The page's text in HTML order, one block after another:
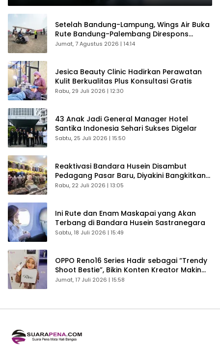
Setelah Bandung-Lampung, Wings Air Buka
Rute Bandung-Palembang Direspons
Langsung Penumpang
Jumat, 7 Agustus 2026 | 14:14
Jesica Beauty Clinic Hadirkan Perawatan
Kulit Berkualitas Plus Konsultasi Gratis
Rabu, 29 Juli 2026 | 12:30
43 Anak Jadi General Manager Hotel
Santika Indonesia Sehari Sukses Digelar
Sabtu, 25 Juli 2026 | 15:50
Reaktivasi Bandara Husein Disambut
Pedagang Pasar Baru, Diyakini Bangkitkan
Kembali Ekonomi Bandung
Rabu, 22 Juli 2026 | 13:05
Ini Rute dan Enam Maskapai yang Akan
Terbang di Bandara Husein Sastranegara
Sabtu, 18 Juli 2026 | 15:49
OPPO Reno16 Series Hadir sebagai “Trendy
Shoot Bestie”, Bikin Konten Kreator Makin
Betah
Jumat, 17 Juli 2026 | 15:58